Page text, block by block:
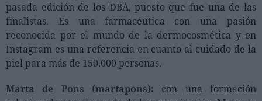
pasada edición de los DBA, puesto que fue una de las
finalistas. Es una farmacéutica con una pasión
reconocida por el mundo de la dermocosmética y en
Instagram es una referencia en cuanto al cuidado de la
piel para más de 150.000 personas.
Marta de Pons (martapons): con una formación